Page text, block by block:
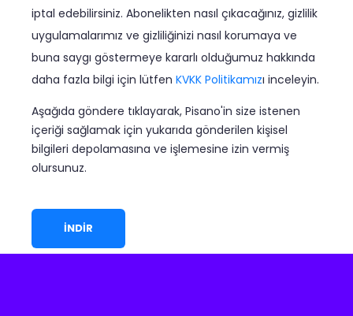
iptal edebilirsiniz. Abonelikten nasıl çıkacağınız, gizlilik
uygulamalarımız ve gizliliğinizi nasıl korumaya ve
buna saygı göstermeye kararlı olduğumuz hakkında
daha fazla bilgi için lütfen KVKK Politikamızı inceleyin.
Aşağıda göndere tıklayarak, Pisano'in size istenen
içeriği sağlamak için yukarıda gönderilen kişisel
bilgileri depolamasına ve işlemesine izin vermiş
olursunuz.